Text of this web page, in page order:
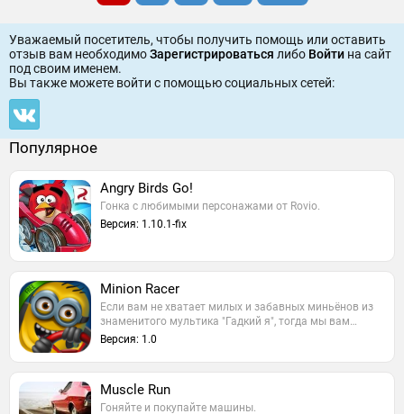
Уважаемый посетитель, чтобы получить помощь или оставить
отзыв вам необходимоЗарегистрироваться либо Войти на сайт
под своим именем.
Вы также можете войти c помощью социальных сетей:
Популярное
Angry Birds Go!
Гонка с любимыми персонажами от Rovio.
Версия: 1.10.1-fix
Minion Racer
Если вам не хватает милых и забавных миньёнов из
знаменитого мультика "Гадкий я", тогда мы вам…
Версия: 1.0
Muscle Run
Гоняйте и покупайте машины.